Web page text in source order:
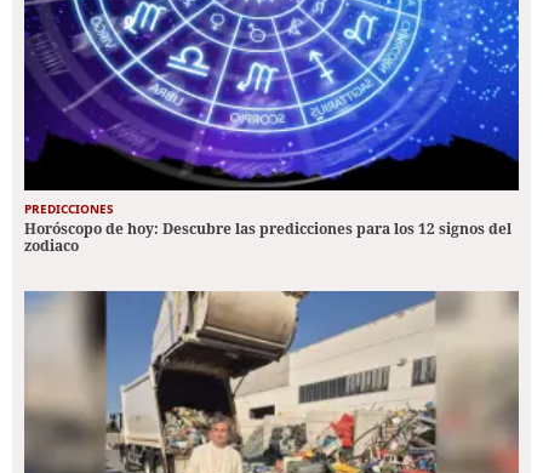
PREDICCIONES
Horóscopo de hoy: Descubre las predicciones para los 12 signos del
zodiaco